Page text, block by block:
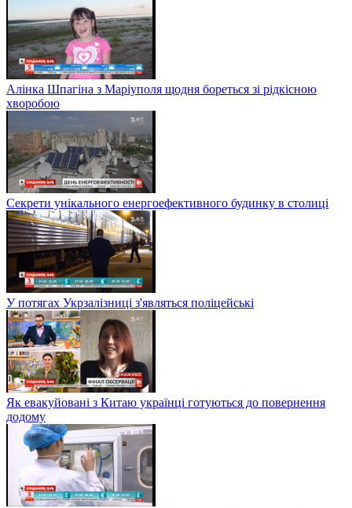
Алінка Шпагіна з Маріуполя щодня бореться зі рідкісною
хворобою
Секрети унікального енергоефективного будинку в столиці
У потягах Укрзалізниці з'являться поліцейські
Як евакуйовані з Китаю українці готуються до повернення
додому